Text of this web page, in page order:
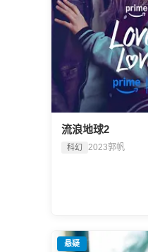
流浪地球2
科幻 2023郭帆
悬疑